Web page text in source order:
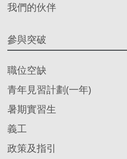
我們的伙伴
參與突破
職位空缺
青年見習計劃(一年)
暑期實習生
義工
政策及指引